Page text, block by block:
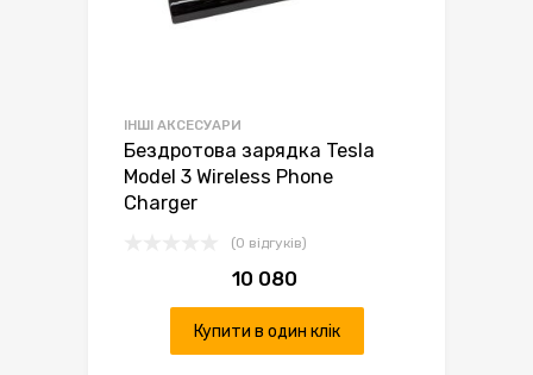
ІНШІ АКСЕСУАРИ
Бездротова зарядка Tesla
Model 3 Wireless Phone
Charger
(0 відгуків)
10 080
Купити в один клік